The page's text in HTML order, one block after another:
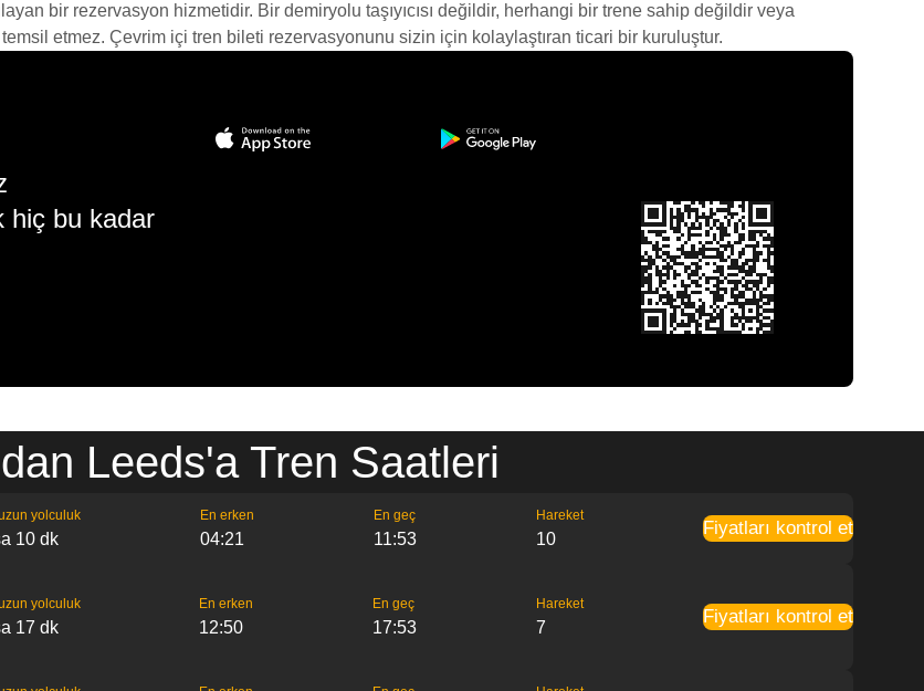
bir rezervasyon hizmetidir. Bir demiryolu taşıyıcısı değildir, herhangi bir trene sahip değildir veya
etmez. Çevrim içi tren bileti rezervasyonunu sizin için kolaylaştıran ticari bir kuruluştur.
hiç bu kadar
Leeds'a Tren Saatleri
yolculuk
10 dk
En erken
04:21
En geç
11:53
Hareket
10
Fiyatları kontrol et
yolculuk
17 dk
En erken
12:50
En geç
17:53
Hareket
7
Fiyatları kontrol et